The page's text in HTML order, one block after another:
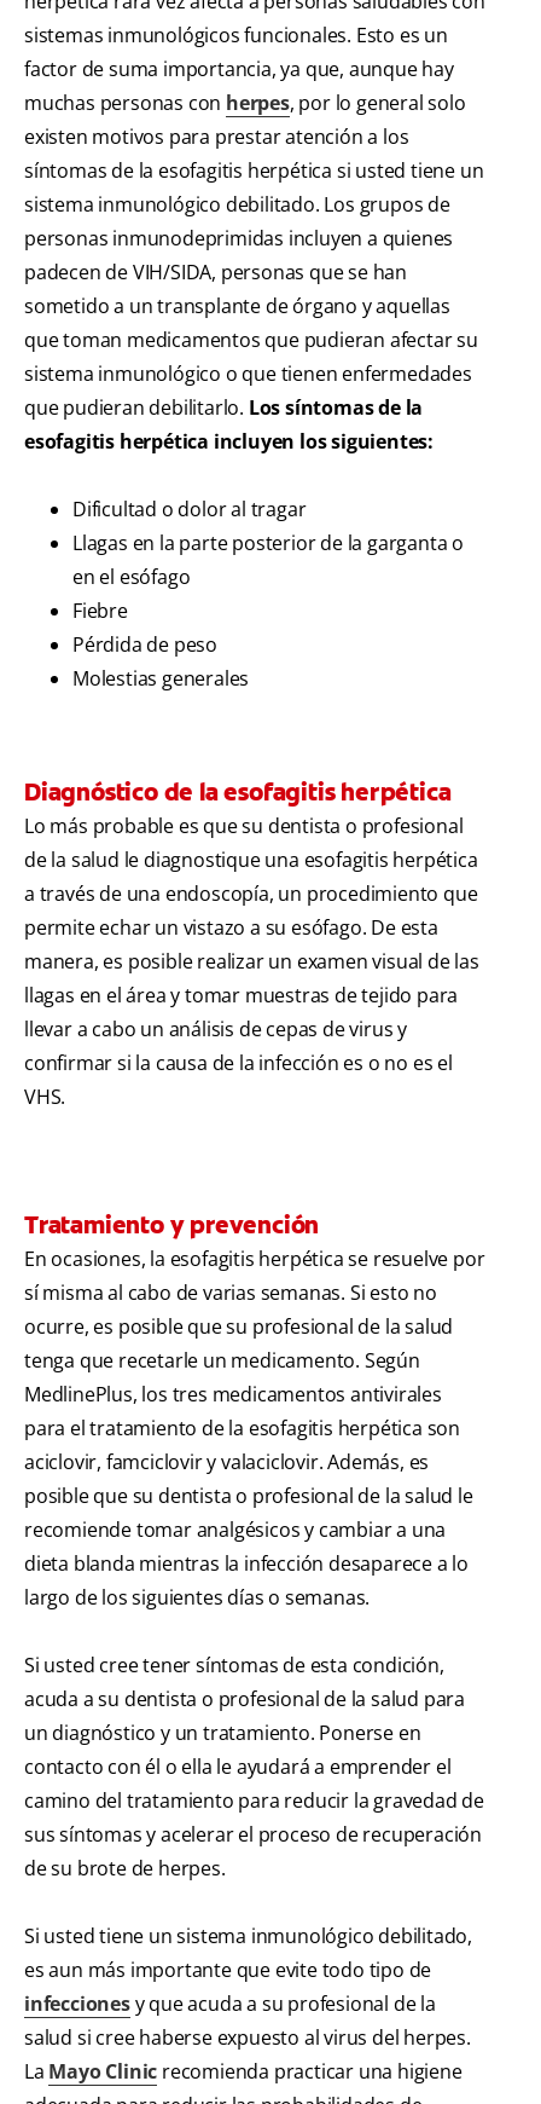
sistemas inmunológicos funcionales. Esto es un
factor de suma importancia, ya que, aunque hay
muchas personas con herpes, por lo general solo
existen motivos para prestar atención a los
síntomas de la esofagitis herpética si usted tiene un
sistema inmunológico debilitado. Los grupos de
personas inmunodeprimidas incluyen a quienes
padecen de VIH/SIDA, personas que se han
sometido a un transplante de órgano y aquellas
que toman medicamentos que pudieran afectar su
sistema inmunológico o que tienen enfermedades
que pudieran debilitarlo. Los síntomas de la
esofagitis herpética incluyen los siguientes:
Dificultad o dolor al tragar
Llagas en la parte posterior de la garganta o
en el esófago
Fiebre
Pérdida de peso
Molestias generales
Diagnóstico de la esofagitis herpética
Lo más probable es que su dentista o profesional
de la salud le diagnostique una esofagitis herpética
a través de una endoscopía, un procedimiento que
permite echar un vistazo a su esófago. De esta
manera, es posible realizar un examen visual de las
llagas en el área y tomar muestras de tejido para
llevar a cabo un análisis de cepas de virus y
confirmar si la causa de la infección es o no es el
VHS.
Tratamiento y prevención
En ocasiones, la esofagitis herpética se resuelve por
sí misma al cabo de varias semanas. Si esto no
ocurre, es posible que su profesional de la salud
tenga que recetarle un medicamento. Según
MedlinePlus, los tres medicamentos antivirales
para el tratamiento de la esofagitis herpética son
aciclovir, famciclovir y valaciclovir. Además, es
posible que su dentista o profesional de la salud le
recomiende tomar analgésicos y cambiar a una
dieta blanda mientras la infección desaparece a lo
largo de los siguientes días o semanas.
Si usted cree tener síntomas de esta condición,
acuda a su dentista o profesional de la salud para
un diagnóstico y un tratamiento. Ponerse en
contacto con él o ella le ayudará a emprender el
camino del tratamiento para reducir la gravedad de
sus síntomas y acelerar el proceso de recuperación
de su brote de herpes.
Si usted tiene un sistema inmunológico debilitado,
es aun más importante que evite todo tipo de
infeccionesy que acuda a su profesional de la
salud si cree haberse expuesto al virus del herpes.
La Mayo Clinic recomienda practicar una higiene